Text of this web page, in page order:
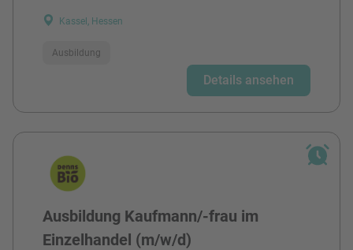
Kassel, Hessen
Ausbildung
Details ansehen
Ausbildung Kaufmann/-frau im
Einzelhandel (m/w/d)